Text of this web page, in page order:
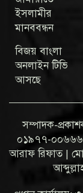
ইসলামীর
মানববন্ধন
বিজয় বাংলা
অনলাইন টিভি
আসছে
সম্পাদক-
০১৯৭৭-
আরাফ রিফাত |